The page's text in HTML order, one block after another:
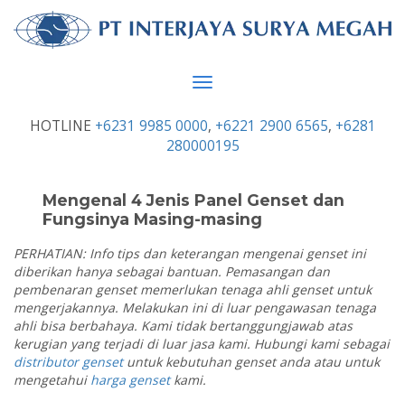
Toggle
HOTLINE +6231 9985 0000, +6221 2900 6565, +6281
280000195
Mengenal 4 Jenis Panel Genset dan
Fungsinya Masing-masing
PERHATIAN: Info tips dan keterangan mengenai genset ini
diberikan hanya sebagai bantuan. Pemasangan dan
pembenaran genset memerlukan tenaga ahli genset untuk
mengerjakannya. Melakukan ini di luar pengawasan tenaga
ahli bisa berbahaya. Kami tidak bertanggungjawab atas
kerugian yang terjadi di luar jasa kami. Hubungi kami sebagai
distributor gensetuntuk kebutuhan genset anda atau untuk
mengetahui harga gensetkami.